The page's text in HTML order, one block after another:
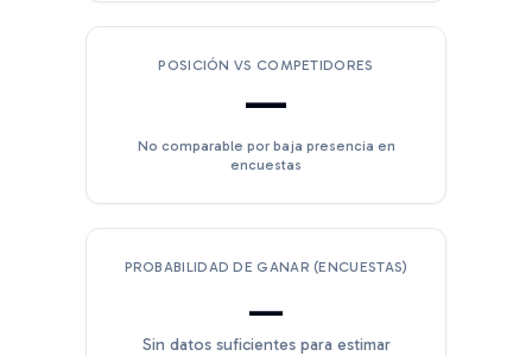
POSICIÓN VS COMPETIDORES
—
No comparable por baja presencia en
encuestas
PROBABILIDAD DE GANAR (ENCUESTAS)
—
Sin datos suficientes para estimar